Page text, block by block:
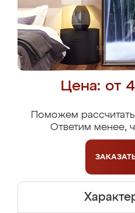
Цена: от
Поможем
Ответим менее,